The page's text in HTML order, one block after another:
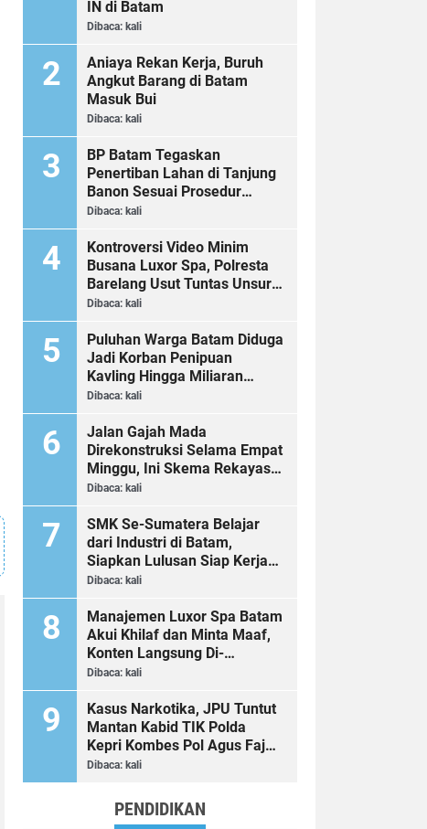
IN di Batam
Dibaca: kali
Aniaya Rekan Kerja, Buruh
Angkut Barang di Batam
Masuk Bui
Dibaca: kali
BP Batam Tegaskan
Penertiban Lahan di Tanjung
Banon Sesuai Prosedur
Hukum
Dibaca: kali
Kontroversi Video Minim
Busana Luxor Spa, Polresta
Barelang Usut Tuntas Unsur
Pelanggaran Hukum
Dibaca: kali
Puluhan Warga Batam Diduga
Jadi Korban Penipuan
Kavling Hingga Miliaran
Rupiah, Laporan ke Polda
Dibaca: kali
Jalan Gajah Mada
Direkonstruksi Selama Empat
Minggu, Ini Skema Rekayasa
Lalu Lintasnya
Dibaca: kali
SMK Se-Sumatera Belajar
dari Industri di Batam,
Siapkan Lulusan Siap Kerja
Era Digital
Dibaca: kali
Manajemen Luxor Spa Batam
Akui Khilaf dan Minta Maaf,
Konten Langsung Di-
Takedown
Dibaca: kali
Kasus Narkotika, JPU Tuntut
Mantan Kabid TIK Polda
Kepri Kombes Pol Agus Fajar
Sutrisno 2 Tahun 6 Bulan
Dibaca: kali
PENDIDIKAN